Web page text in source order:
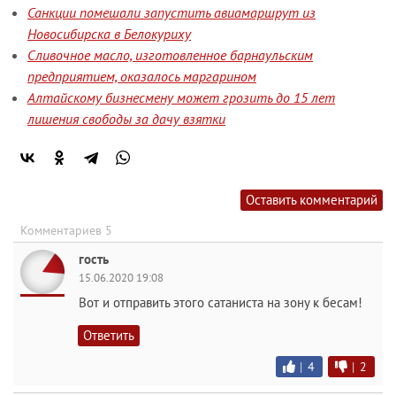
Санкции помешали запустить авиамаршрут из
Новосибирска в Белокуриху
Сливочное масло, изготовленное барнаульским
предприятием, оказалось маргарином
Алтайскому бизнесмену может грозить до 15 лет
лишения свободы за дачу взятки
Оставить комментарий
Комментариев 5
гость
15.06.2020 19:08
Вот и отправить этого сатаниста на зону к бесам!
Ответить
| 4 | 2